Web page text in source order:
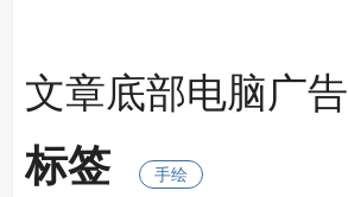
文章底部电脑广告
标签 手绘